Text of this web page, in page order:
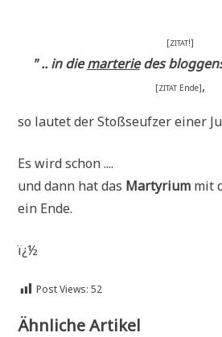
[ZITAT!]
" .. in diemar­te­riedes
[ZITAT Ende],
so lau­tet der Stoß­seuf­zer einer
Es wird schon ....
und dann hat das Mar­ty­ri­um mit
ein Ende.
ï¿½
Post Views: 52
Ähnliche Artikel